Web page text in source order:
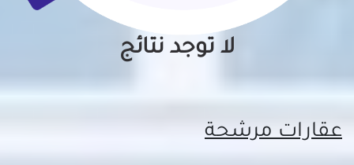
لا توجد نتائج
عقارات مرشحة